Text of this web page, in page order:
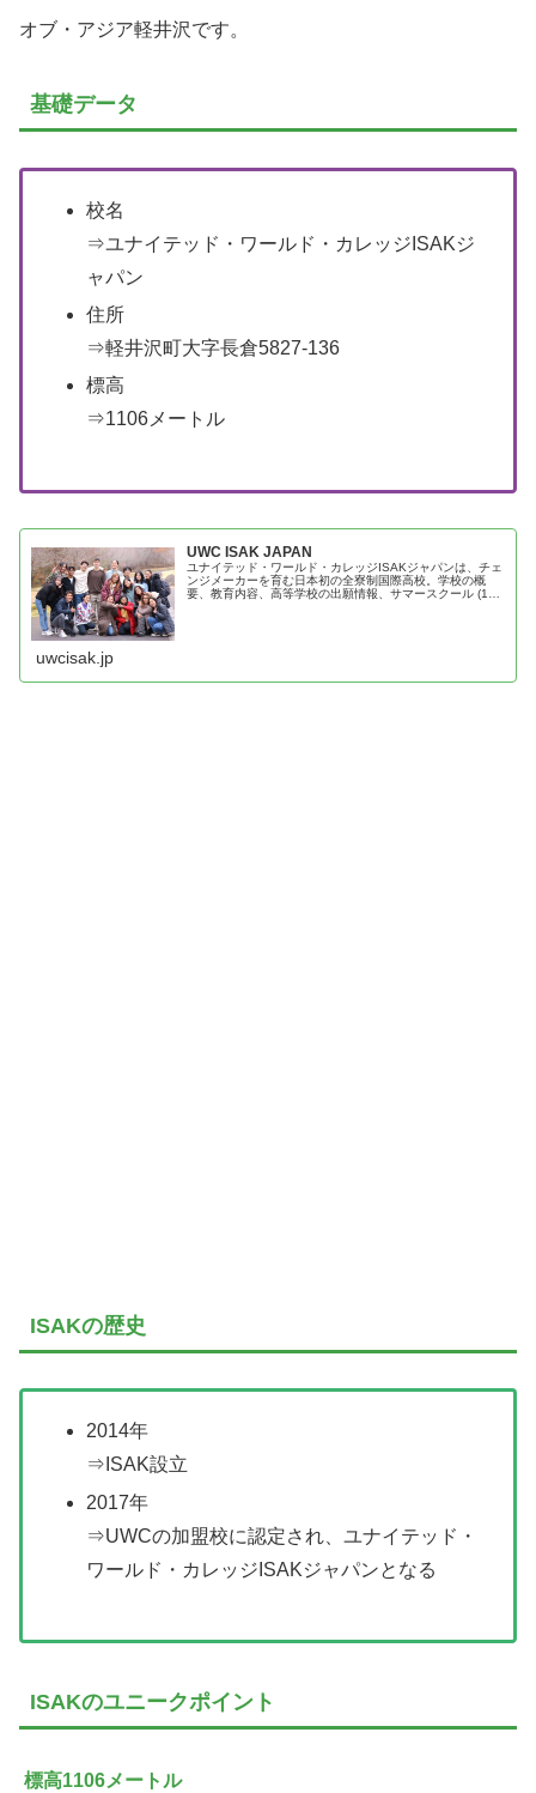
オブ・アジア軽井沢です。
基礎データ
校名
⇒ユナイテッド・ワールド・カレッジISAKジ
ャパン
住所
⇒軽井沢町大字長倉5827-136
標高
⇒1106メートル
UWC ISAK JAPAN
ユナイテッド・ワールド・カレッジISAKジャパンは、チェ
ンジメーカーを育む日本初の全寮制国際高校。学校の概
要、教育内容、高等学校の出願情報、サマースクール (13
uwcisak.jp
ISAKの歴史
2014年
⇒ISAK設立
2017年
⇒UWCの加盟校に認定され、ユナイテッド・
ワールド・カレッジISAKジャパンとなる
ISAKのユニークポイント
標高1106メートル